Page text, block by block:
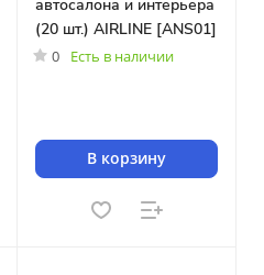
автосалона и интерьера
(20 шт.) AIRLINE [ANS01]
0 Есть в наличии
В корзину